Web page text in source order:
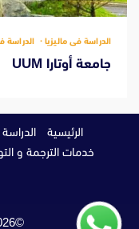
الدراسة فى ماليزيا الدراسة
جامعة أوتارا UUM
الرئيسية
خدمات الترجمة و
©